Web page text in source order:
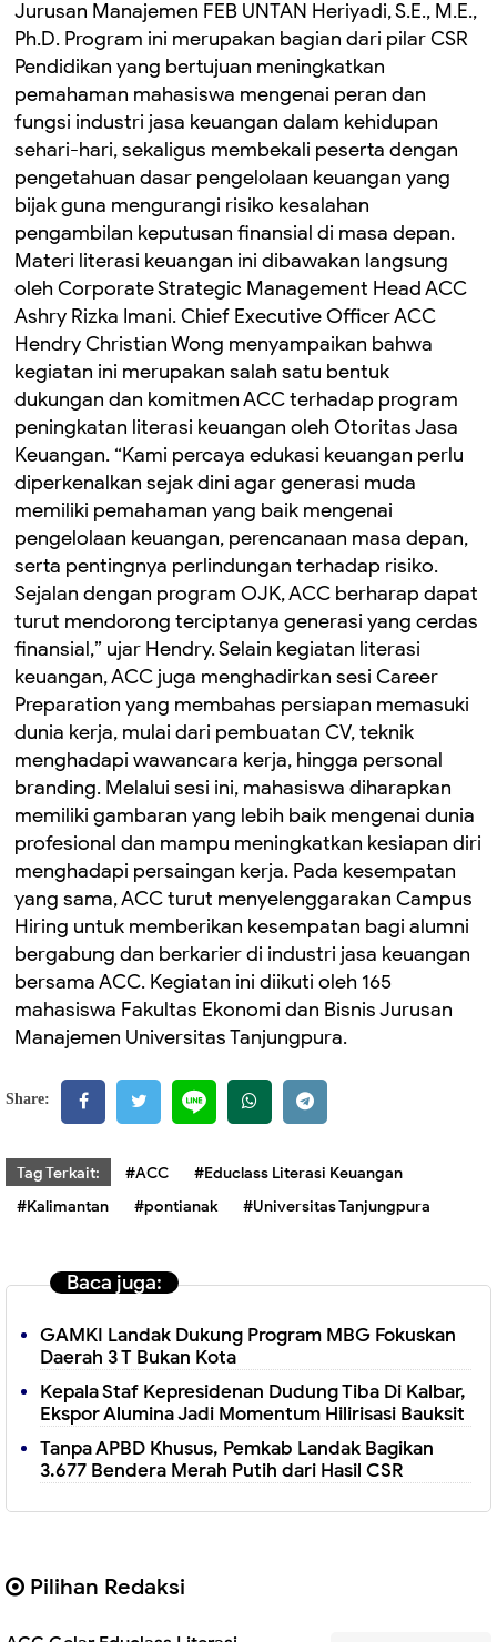
Jurusan Manajemen FEB UNTAN Heriyadi, S.E., M.E.,
Ph.D. Program ini merupakan bagian dari pilar CSR
Pendidikan yang bertujuan meningkatkan
pemahaman mahasiswa mengenai peran dan
fungsi industri jasa keuangan dalam kehidupan
sehari-hari, sekaligus membekali peserta dengan
pengetahuan dasar pengelolaan keuangan yang
bijak guna mengurangi risiko kesalahan
pengambilan keputusan finansial di masa depan.
Materi literasi keuangan ini dibawakan langsung
oleh Corporate Strategic Management Head ACC
Ashry Rizka Imani. Chief Executive Officer ACC
Hendry Christian Wong menyampaikan bahwa
kegiatan ini merupakan salah satu bentuk
dukungan dan komitmen ACC terhadap program
peningkatan literasi keuangan oleh Otoritas Jasa
Keuangan. “Kami percaya edukasi keuangan perlu
diperkenalkan sejak dini agar generasi muda
memiliki pemahaman yang baik mengenai
pengelolaan keuangan, perencanaan masa depan,
serta pentingnya perlindungan terhadap risiko.
Sejalan dengan program OJK, ACC berharap dapat
turut mendorong terciptanya generasi yang cerdas
finansial,” ujar Hendry. Selain kegiatan literasi
keuangan, ACC juga menghadirkan sesi Career
Preparation yang membahas persiapan memasuki
dunia kerja, mulai dari pembuatan CV, teknik
menghadapi wawancara kerja, hingga personal
branding. Melalui sesi ini, mahasiswa diharapkan
memiliki gambaran yang lebih baik mengenai dunia
profesional dan mampu meningkatkan kesiapan diri
menghadapi persaingan kerja. Pada kesempatan
yang sama, ACC turut menyelenggarakan Campus
Hiring untuk memberikan kesempatan bagi alumni
bergabung dan berkarier di industri jasa keuangan
bersama ACC. Kegiatan ini diikuti oleh 165
mahasiswa Fakultas Ekonomi dan Bisnis Jurusan
Manajemen Universitas Tanjungpura.
Share:
Tag Terkait: #ACC
#Educlass Literasi Keuangan
#Kalimantan
#pontianak #Universitas Tanjungpura
Baca juga:
GAMKI Landak Dukung Program MBG Fokuskan
Daerah 3 T Bukan Kota
Kepala Staf Kepresidenan Dudung Tiba Di Kalbar,
Ekspor Alumina Jadi Momentum Hilirisasi Bauksit
Tanpa APBD Khusus, Pemkab Landak Bagikan
3.677 Bendera Merah Putih dari Hasil CSR
Pilihan Redaksi